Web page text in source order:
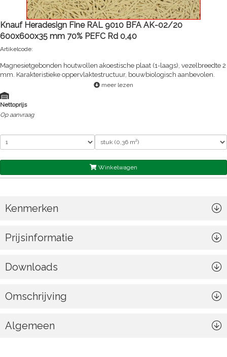
Knauf Heradesign Fine RAL 9010 BFA AK-02/20
600x600x35 mm 70% PEFC Rd 0,40
Artikelcode:
Magnesietgebonden houtwollen akoestische plaat (1-laags), vezelbreedte 2
mm. Karakteristieke oppervlaktestructuur, bouwbiologisch aanbevolen.
meer lezen
Nettoprijs
Op aanvraag
Winkelwagen
Kenmerken
Prijsinformatie
Downloads
Omschrijving
Algemeen